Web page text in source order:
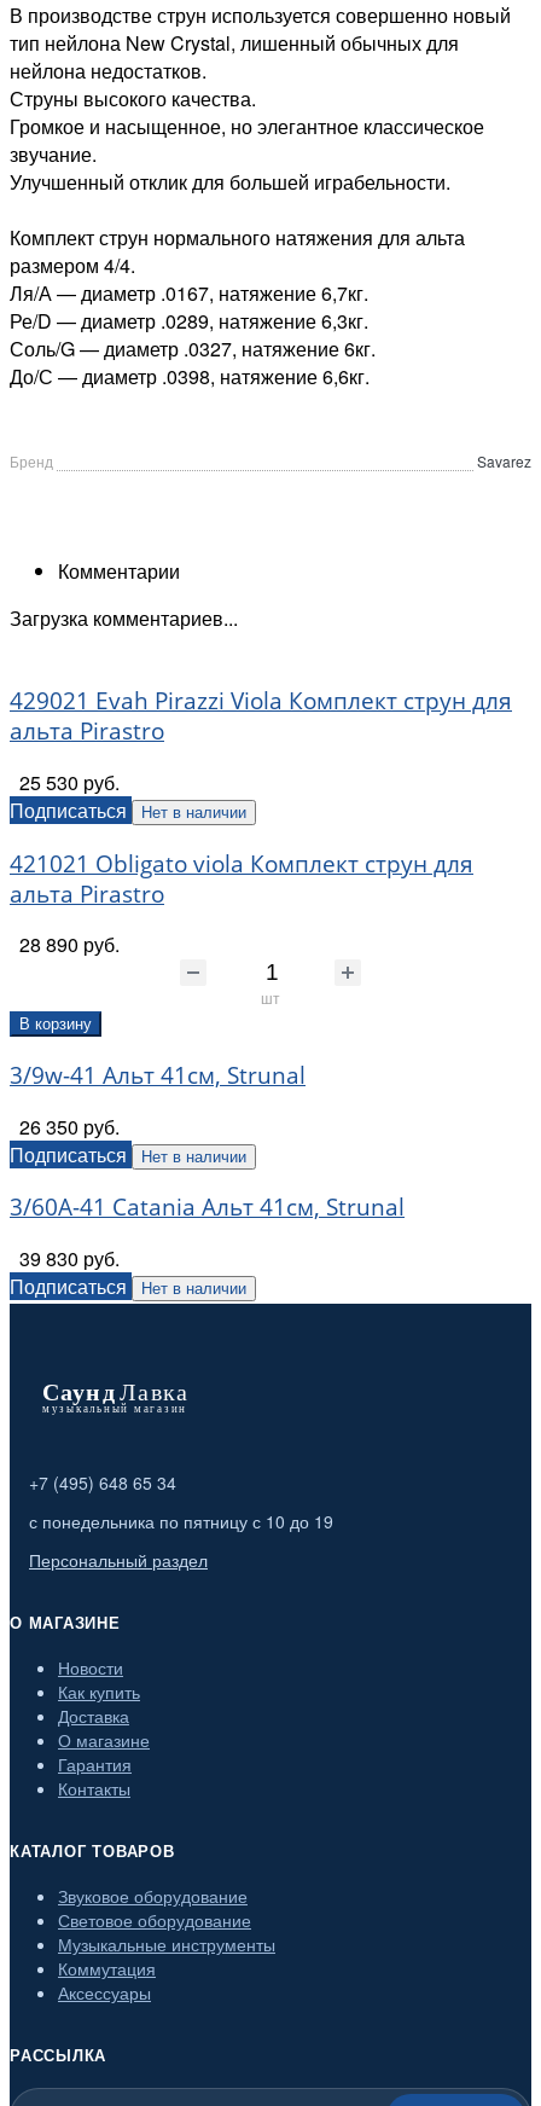
В производстве струн используется совершенно новый
тип нейлона New Crystal, лишенный обычных для
нейлона недостатков.
Струны высокого качества.
Громкое и насыщенное, но элегантное классическое
звучание.
Улучшенный отклик для большей играбельности.
Комплект струн нормального натяжения для альта
размером 4/4.
Ля/А — диаметр .0167, натяжение 6,7кг.
Ре/D — диаметр .0289, натяжение 6,3кг.
Соль/G — диаметр .0327, натяжение 6кг.
До/С — диаметр .0398, натяжение 6,6кг.
Бренд Savarez
Комментарии
Загрузка комментариев...
429021 Evah Pirazzi Viola Комплект струн для
альта Pirastro
25 530 руб.
Подписаться
Нет в наличии
421021 Obligato viola Комплект струн для
альта Pirastro
28 890 руб.
шт
В корзину
3/9w-41 Альт 41см, Strunal
26 350 руб.
Подписаться
Нет в наличии
3/60A-41 Catania Альт 41см, Strunal
39 830 руб.
Подписаться
Нет в наличии
+7 (495) 648 65 34
с понедельника по пятницу с 10 до 19
Персональный раздел
О МАГАЗИНЕ
Новости
Как купить
Доставка
О магазине
Гарантия
Контакты
КАТАЛОГ ТОВАРОВ
Звуковое оборудование
Световое оборудование
Музыкальные инструменты
Коммутация
Аксессуары
РАССЫЛКА